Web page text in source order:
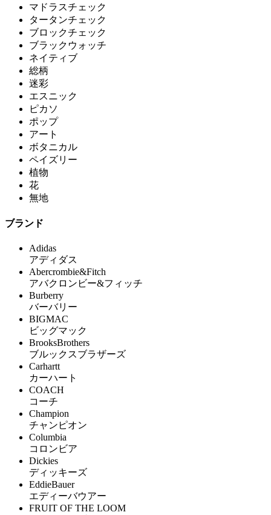
マドラスチェック
タータンチェック
ブロックチェック
ブラックウォッチ
ネイティブ
総柄
迷彩
エスニック
ピカソ
ポップ
アート
ボタニカル
ペイズリー
植物
花
無地
ブランド
Adidas
アディダス
Abercrombie&Fitch
アバクロンビー&フィッチ
Burberry
バーバリー
BIGMAC
ビッグマック
BrooksBrothers
ブルックスブラザーズ
Carhartt
カーハート
COACH
コーチ
Champion
チャンピオン
Columbia
コロンビア
Dickies
ディッキーズ
EddieBauer
エディーバウアー
FRUIT OF THE LOOM